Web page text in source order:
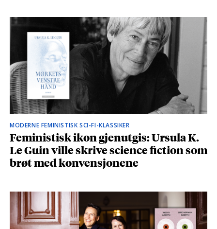
MODERNE FEMINISTISK SCI-FI-KLASSIKER
Feministisk ikon gjenutgis: Ursula K.
Le Guin ville skrive science fiction som
brøt med konvensjonene